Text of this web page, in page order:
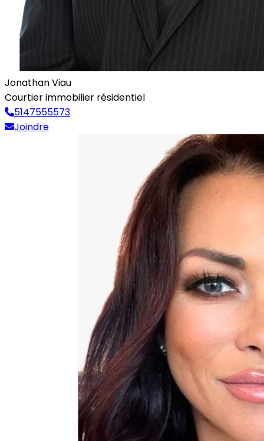
Jonathan Viau
Courtier immobilier résidentiel
5147555573
Joindre